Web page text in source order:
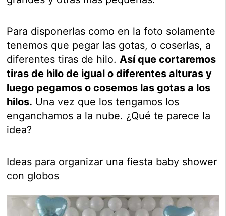
Para disponerlas como en la foto solamente
tenemos que pegar las gotas, o coserlas, a
diferentes tiras de hilo.Así que cortaremos
tiras de hilo de igual o diferentes alturas y
luego pegamos o cosemos las gotas a los
hilos. Una vez que los tengamos los
enganchamos a la nube. ¿Qué te parece la
idea?
Ideas para organizar una fiesta baby shower
con globos